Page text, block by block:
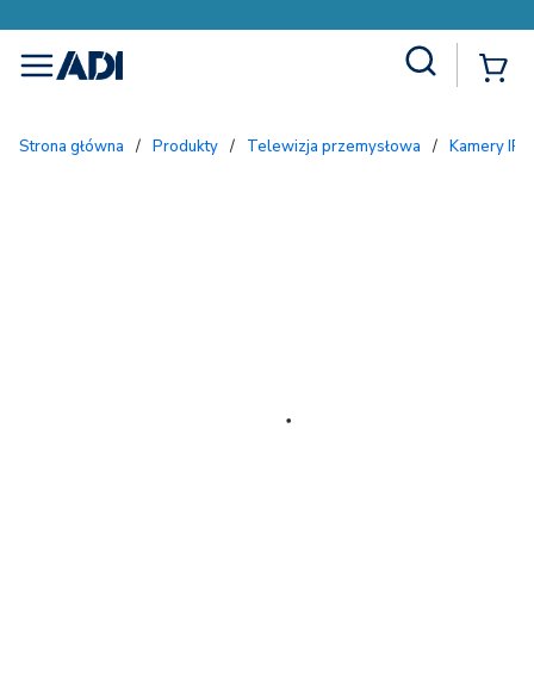
menu
Strona główna / Produkty / Telewizja przemysłowa / Kamery IP